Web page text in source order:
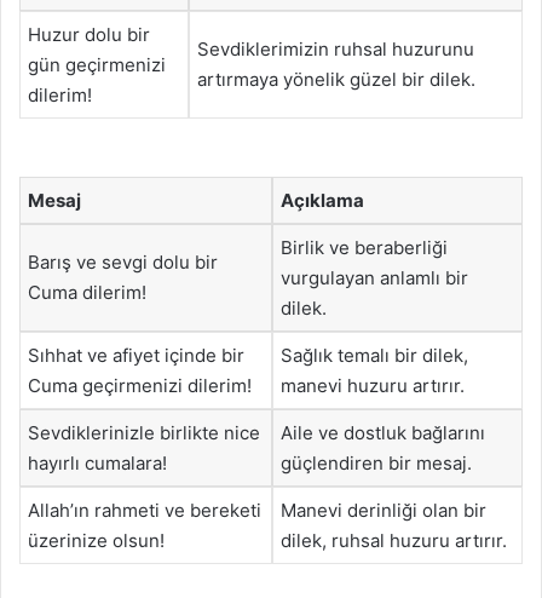
Huzur dolu bir
gün geçirmenizi
dilerim!
Sevdiklerimizin ruhsal huzurunu
artırmaya yönelik güzel bir dilek.
Mesaj Açıklama
Barış ve sevgi dolu bir
Cuma dilerim!
Birlik ve beraberliği
vurgulayan anlamlı bir
dilek.
Sıhhat ve afiyet içinde bir
Cuma geçirmenizi dilerim!
Sağlık temalı bir dilek,
manevi huzuru artırır.
Sevdiklerinizle birlikte nice
hayırlı cumalara!
Aile ve dostluk bağlarını
güçlendiren bir mesaj.
Allah’ın rahmeti ve bereketi
üzerinize olsun!
Manevi derinliği olan bir
dilek, ruhsal huzuru artırır.